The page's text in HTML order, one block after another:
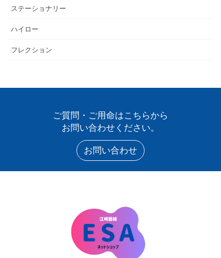
ステーショナリー
ハイロー
フレクション
ご質問・ご用命はこちらから
お問い合わせください。
お問い合わせ